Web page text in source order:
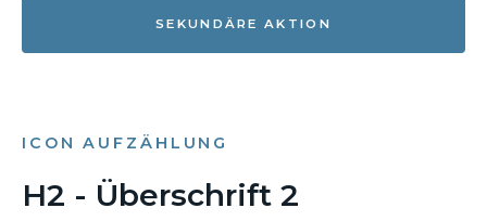
SEKUNDÄRE AKTION
ICON AUFZÄHLUNG
H2 - Überschrift 2